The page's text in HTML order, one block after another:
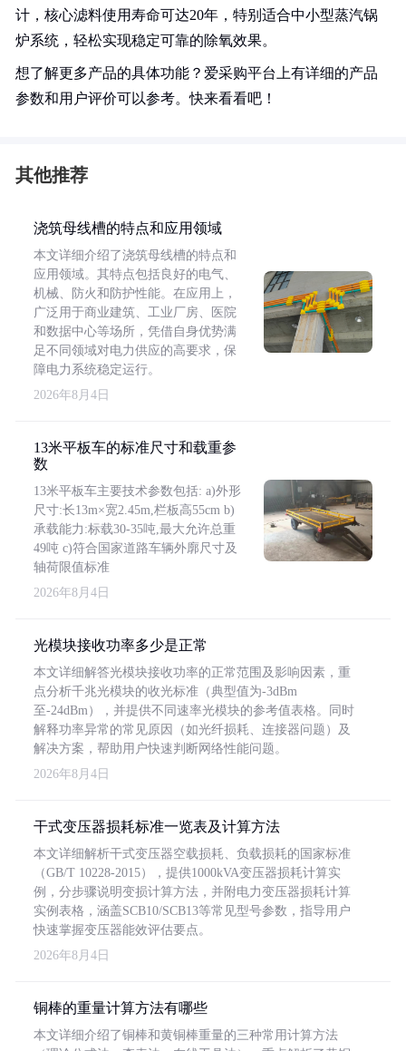
计，核心滤料使用寿命可达20年，特别适合中小型蒸汽锅
炉系统，轻松实现稳定可靠的除氧效果。
想了解更多产品的具体功能？爱采购平台上有详细的产品
参数和用户评价可以参考。快来看看吧！
其他推荐
浇筑母线槽的特点和应用领域
本文详细介绍了浇筑母线槽的特点和
应用领域。其特点包括良好的电气、
机械、防火和防护性能。在应用上，
广泛用于商业建筑、工业厂房、医院
和数据中心等场所，凭借自身优势满
足不同领域对电力供应的高要求，保
障电力系统稳定运行。
2026年8月4日
13米平板车的标准尺寸和载重参
数
13米平板车主要技术参数包括: a)外形
尺寸:长13m×宽2.45m,栏板高55cm b)
承载能力:标载30-35吨,最大允许总重
49吨 c)符合国家道路车辆外廓尺寸及
轴荷限值标准
2026年8月4日
光模块接收功率多少是正常
本文详细解答光模块接收功率的正常范围及影响因素，重
点分析千兆光模块的收光标准（典型值为-3dBm
至-24dBm），并提供不同速率光模块的参考值表格。同时
解释功率异常的常见原因（如光纤损耗、连接器问题）及
解决方案，帮助用户快速判断网络性能问题。
2026年8月4日
干式变压器损耗标准一览表及计算方法
本文详细解析干式变压器空载损耗、负载损耗的国家标准
（GB/T 10228-2015），提供1000kVA变压器损耗计算实
例，分步骤说明变损计算方法，并附电力变压器损耗计算
实例表格，涵盖SCB10/SCB13等常见型号参数，指导用户
快速掌握变压器能效评估要点。
2026年8月4日
铜棒的重量计算方法有哪些
本文详细介绍了铜棒和黄铜棒重量的三种常用计算方法